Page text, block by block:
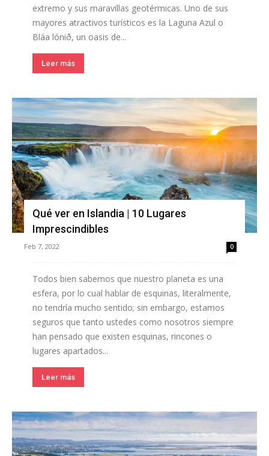
extremo y sus maravillas geotérmicas. Uno de sus
mayores atractivos turísticos es la Laguna Azul o
Bláa lónið, un oasis de...
Leer más
Qué ver en Islandia | 10 Lugares
Imprescindibles
Feb 7, 2022 0
Todos bien sabemos que nuestro planeta es una
esfera, por lo cual hablar de esquinas, literalmente,
no tendría mucho sentido; sin embargo, estamos
seguros que tanto ustedes como nosotros siempre
han pensado que existen esquinas, rincones o
lugares apartados...
Leer más